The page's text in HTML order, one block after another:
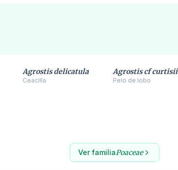
Agrostis delicatula
Ceacilla
Agrostis cf curtisii
Pelo de lobo
Ver familiaPoaceae